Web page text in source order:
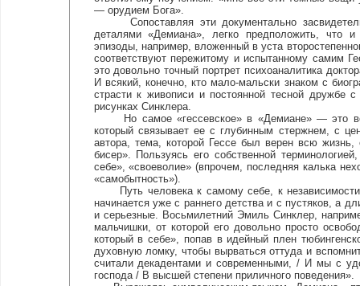
— орудием Бога».
Сопоставляя эти документально
деталями «Демиана», легко предположить, что
эпизоды, например, вложенный в уста
соответствуют пережитому и испытанному самим
это довольно точный портрет психоаналитика
И всякий, конечно, кто мало-мальски знаком с
страсти к живописи и постоянной тесной дружбе
рисунках Синклера.
Но самое «гессевское» в «Демиане» — это
который связывает ее с глубинным стержнем, с
автора, тема, которой Гессе был верен всю
бисер». Пользуясь его собственной
себе», «своеволие» (впрочем, последняя калька
«самобытность»).
Путь человека к самому себе, к независимости
начинается уже с раннего детства и с пустяков, а
и серьезные. Восьмилетний Эмиль Синклер,
мальчишки, от которой его довольно просто
который в себе», попав в идейный плен
духовную ломку, чтобы вырваться оттуда и
считали декадентами и современными, / И мы с
господа / В высшей степени приличного поведения».